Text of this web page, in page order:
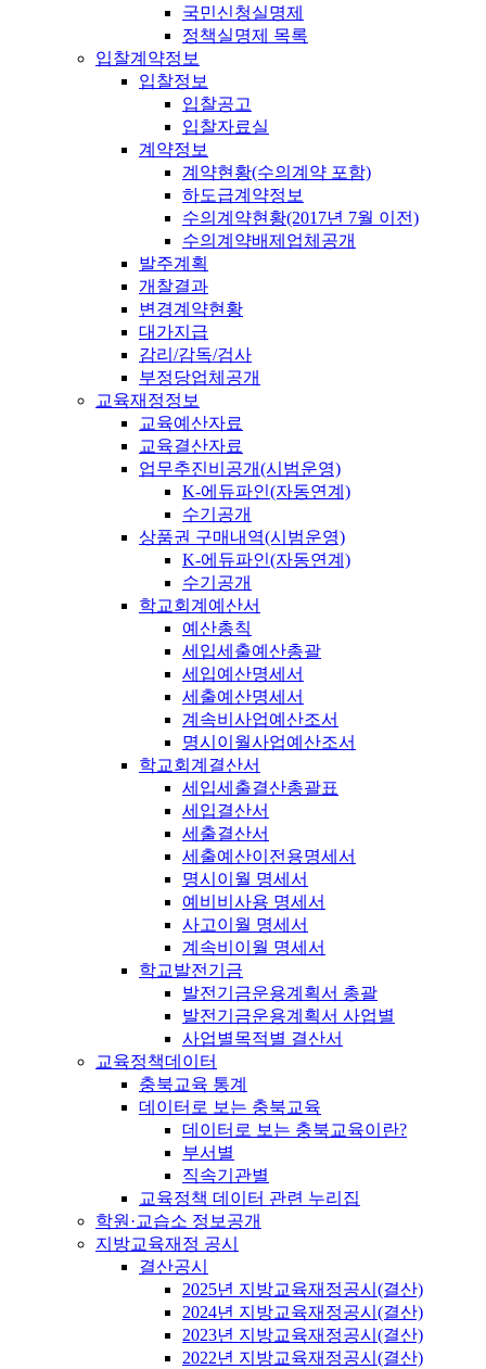
국민신청실명제
정책실명제 목록
입찰계약정보
입찰정보
입찰공고
입찰자료실
계약정보
계약현황(수의계약 포함)
하도급계약정보
수의계약현황(2017년 7월 이전)
수의계약배제업체공개
발주계획
개찰결과
변경계약현황
대가지급
감리/감독/검사
부정당업체공개
교육재정정보
교육예산자료
교육결산자료
업무추진비공개(시범운영)
K-에듀파인(자동연계)
수기공개
상품권 구매내역(시범운영)
K-에듀파인(자동연계)
수기공개
학교회계예산서
예산총칙
세입세출예산총괄
세입예산명세서
세출예산명세서
계속비사업예산조서
명시이월사업예산조서
학교회계결산서
세입세출결산총괄표
세입결산서
세출결산서
세출예산이전용명세서
명시이월 명세서
예비비사용 명세서
사고이월 명세서
계속비이월 명세서
학교발전기금
발전기금운용계획서 총괄
발전기금운용계획서 사업별
사업별목적별 결산서
교육정책데이터
충북교육 통계
데이터로 보는 충북교육
데이터로 보는 충북교육이란?
부서별
직속기관별
교육정책 데이터 관련 누리집
학원·교습소 정보공개
지방교육재정 공시
결산공시
2025년 지방교육재정공시(결산)
2024년 지방교육재정공시(결산)
2023년 지방교육재정공시(결산)
2022년 지방교육재정공시(결산)